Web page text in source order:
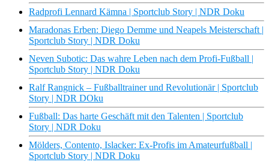
Radprofi Lennard Kämna | Sportclub Story | NDR Doku
Maradonas Erben: Diego Demme und Neapels Meisterschaft |
Sportclub Story | NDR Doku
Neven Subotic: Das wahre Leben nach dem Profi-Fußball |
Sportclub Story | NDR Doku
Ralf Rangnick – Fußballtrainer und Revolutionär | Sportclub
Story | NDR DOku
Fußball: Das harte Geschäft mit den Talenten | Sportclub
Story | NDR Doku
Mölders, Contento, Islacker: Ex-Profis im Amateurfußball |
Sportclub Story | NDR Doku